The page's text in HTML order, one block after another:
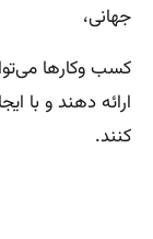
جهانی،
کسب‌ وکارها
ارائه دهند و با
کنند.